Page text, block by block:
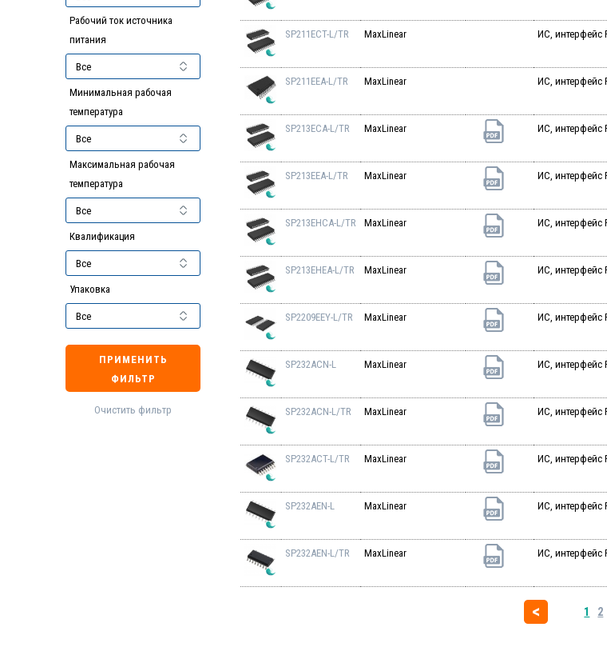
Рабочий ток источника
питания
Минимальная рабочая
температура
Максимальная рабочая
температура
Квалификация
Упаковка
ПРИМЕНИТЬ
ФИЛЬТР
Очистить фильтр
SP211ECT-L/TR MaxLinear ИС, интерфейс
SP211EEA-L/TR MaxLinear ИС, интерфейс
SP213ECA-L/TR MaxLinear ИС, интерфейс
SP213EEA-L/TR MaxLinear ИС, интерфейс
SP213EHCA-L/TR MaxLinear ИС, интерфейс
SP213EHEA-L/TR MaxLinear ИС, интерфейс
SP2209EEY-L/TR MaxLinear ИС, интерфейс
SP232ACN-L MaxLinear ИС, интерфейс
SP232ACN-L/TR MaxLinear ИС, интерфейс
SP232ACT-L/TR MaxLinear ИС, интерфейс
SP232AEN-L MaxLinear ИС, интерфейс
SP232AEN-L/TR MaxLinear ИС, интерфейс
1 2